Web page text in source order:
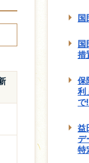
国
国
措
保
利
で
益
デ
特